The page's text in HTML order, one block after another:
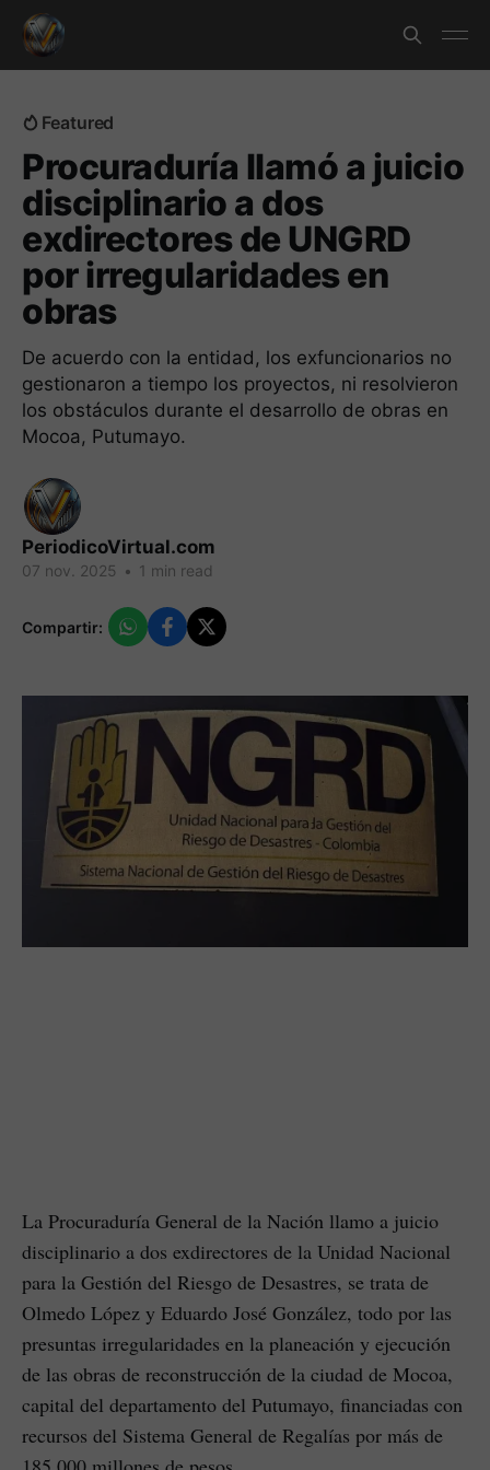
Featured
Procuraduría llamó a juicio
disciplinario a dos
exdirectores de UNGRD
por irregularidades en
obras
De acuerdo con la entidad, los exfuncionarios no
gestionaron a tiempo los proyectos, ni resolvieron
los obstáculos durante el desarrollo de obras en
Mocoa, Putumayo.
PeriodicoVirtual.com
07 nov. 2025 • 1 min read
Compartir:
La Procuraduría General de la Nación llamo a juicio
disciplinario a dos exdirectores de la Unidad Nacional
para la Gestión del Riesgo de Desastres, se trata de
Olmedo López y Eduardo José González, todo por las
presuntas irregularidades en la planeación y ejecución
de las obras de reconstrucción de la ciudad de Mocoa,
capital del departamento del Putumayo, financiadas con
recursos del Sistema General de Regalías por más de